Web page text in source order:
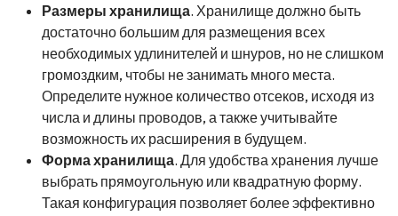
Размеры хранилища. Хранилище должно быть
достаточно большим для размещения всех
необходимых удлинителей и шнуров, но не слишком
громоздким, чтобы не занимать много места.
Определите нужное количество отсеков, исходя из
числа и длины проводов, а также учитывайте
возможность их расширения в будущем.
Форма хранилища. Для удобства хранения лучше
выбрать прямоугольную или квадратную форму.
Такая конфигурация позволяет более эффективно